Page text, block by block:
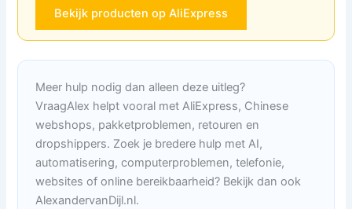
Bekijk producten op AliExpress
Meer hulp nodig dan alleen deze uitleg?
VraagAlex helpt vooral met AliExpress, Chinese
webshops, pakketproblemen, retouren en
dropshippers. Zoek je bredere hulp met AI,
automatisering, computerproblemen, telefonie,
websites of online bereikbaarheid? Bekijk dan ook
AlexandervanDijl.nl.